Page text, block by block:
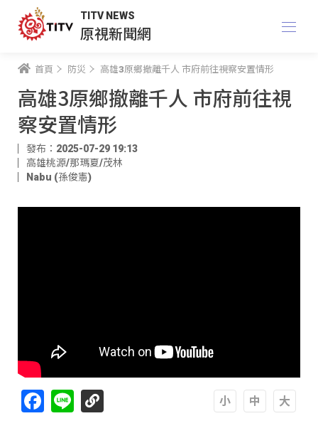
TITV NEWS
原視新聞網
首頁 防災 高雄3原鄉撤離千人 市府前往視察安置情形
高雄3原鄉撤離千人 市府前往視
察安置情形
發布：2025-07-29 19:13
高雄桃源/那瑪夏/茂林
Nabu (孫俊憲)
Facebook
Line